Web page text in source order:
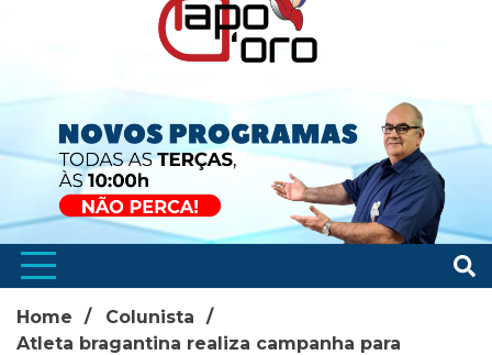
Home
Colunista
Atleta bragantina realiza campanha para